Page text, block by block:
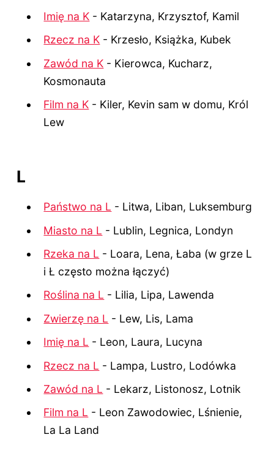
Imię na K - Katarzyna, Krzysztof, Kamil
Rzecz na K - Krzesło, Książka, Kubek
Zawód na K - Kierowca, Kucharz,
Kosmonauta
Film na K - Kiler, Kevin sam w domu, Król
Lew
L
Państwo na L - Litwa, Liban, Luksemburg
Miasto na L - Lublin, Legnica, Londyn
Rzeka na L - Loara, Lena, Łaba (w grze L
i Ł często można łączyć)
Roślina na L - Lilia, Lipa, Lawenda
Zwierzę na L - Lew, Lis, Lama
Imię na L - Leon, Laura, Lucyna
Rzecz na L - Lampa, Lustro, Lodówka
Zawód na L - Lekarz, Listonosz, Lotnik
Film na L - Leon Zawodowiec, Lśnienie,
La La Land